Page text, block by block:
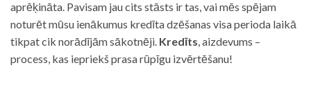
aprēķināta. Pavisam jau cits stāsts ir tas, vai mēs spējam
noturēt mūsu ienākumus kredīta dzēšanas visa perioda laikā
tikpat cik norādījām sākotnēji. Kredīts, aizdevums –
process, kas iepriekš prasa rūpīgu izvērtēšanu!